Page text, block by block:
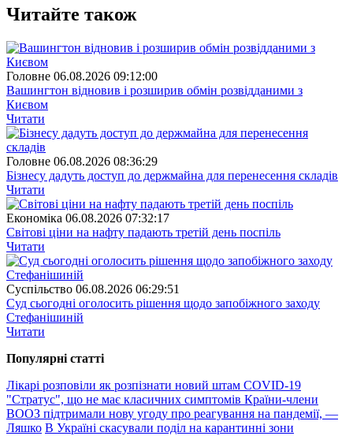
Читайте також
Головне 06.08.2026 09:12:00
Вашингтон відновив і розширив обмін розвідданими з
Києвом
Читати
Головне 06.08.2026 08:36:29
Бізнесу дадуть доступ до держмайна для перенесення складів
Читати
Економіка 06.08.2026 07:32:17
Світові ціни на нафту падають третій день поспіль
Читати
Суспiльство 06.08.2026 06:29:51
Суд сьогодні оголосить рішення щодо запобіжного заходу
Стефанішиній
Читати
Популярнi статтi
Лікарі розповіли як розпізнати новий штам COVID-19
"Стратус", що не має класичних симптомів Країни-члени
ВООЗ підтримали нову угоду про реагування на пандемії, —
Ляшко В Україні скасували поділ на карантинні зони